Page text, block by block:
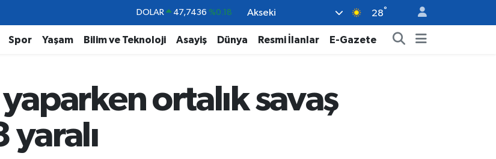
EURO 55,2510 %0.32
STERLİN 64,4811 %0.38
BITCOIN 64.815,30 %-0.1
Akseki 28°
Spor Yaşam Bilim ve Teknoloji Asayiş Dünya Resmi İlanlar E-Gazete
ortalık savaş
yaralı